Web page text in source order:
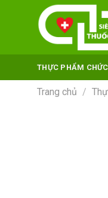
THỰC PHẨM
Trang chủ /